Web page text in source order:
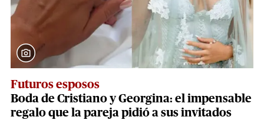
Futuros esposos
Boda de Cristiano y Georgina: el impensable
regalo que la pareja pidió a sus invitados